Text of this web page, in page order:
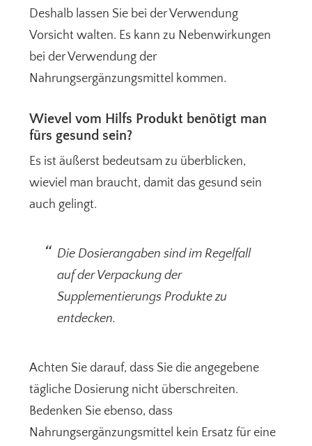
Deshalb lassen Sie bei der Verwendung
Vorsicht walten. Es kann zu Nebenwirkungen
bei der Verwendung der
Nahrungsergänzungsmittel kommen.
Wievel vom Hilfs Produkt benötigt man
fürs gesund sein?
Es ist äußerst bedeutsam zu überblicken,
wieviel man braucht, damit das gesund sein
auch gelingt.
Die Dosierangaben sind im Regelfall
auf der Verpackung der
Supplementierungs Produkte zu
entdecken.
Achten Sie darauf, dass Sie die angegebene
tägliche Dosierung nicht überschreiten.
Bedenken Sie ebenso, dass
Nahrungsergänzungsmittel kein Ersatz für eine